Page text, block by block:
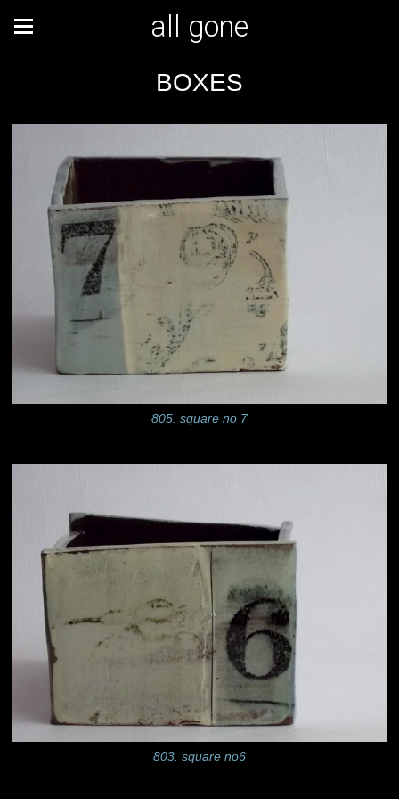
all gone
BOXES
805. square no 7
803. square no6